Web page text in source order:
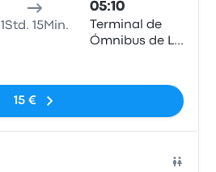
1Std. 15Min.
05:10
Terminal de
Ómnibus de La
15 €